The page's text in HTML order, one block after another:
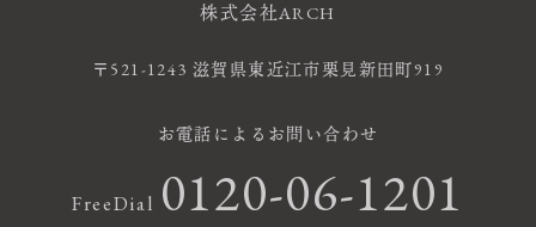
株式会社ARCH
〒521-1243 滋賀県東近江市栗見新田町919
お電話によるお問い合わせ
FreeDial 0120-06-1201